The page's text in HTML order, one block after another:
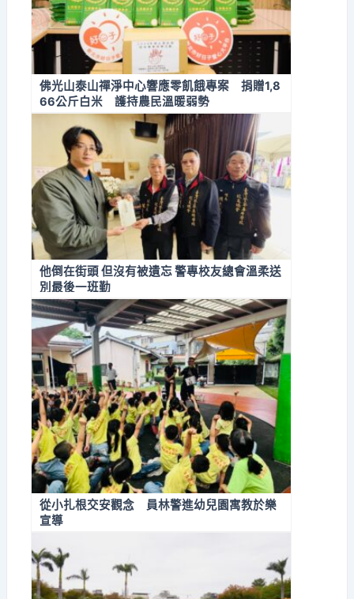
佛光山泰山禪淨中心響應零飢餓專案 捐贈1,8
66公斤白米 護持農民溫暖弱勢
他倒在街頭 但沒有被遺忘 警專校友總會溫柔送
別最後一班勤
從小扎根交安觀念 員林警進幼兒園寓教於樂
宣導